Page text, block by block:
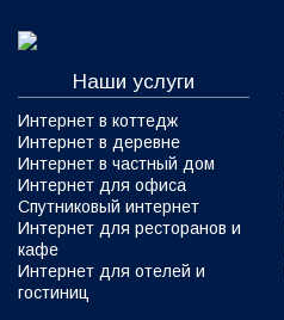
Наши услуги
Интернет в коттедж
Интернет в деревне
Интернет в частный дом
Интернет для офиса
Спутниковый интернет
Интернет для ресторанов и
кафе
Интернет для отелей и
гостиниц